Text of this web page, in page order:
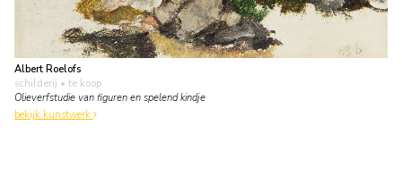
Albert Roelofs
schilderij • te koop
Olieverfstudie van figuren en spelend kindje
bekijk kunstwerk